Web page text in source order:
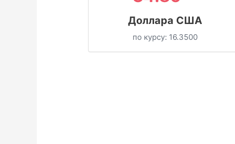
Доллара США
по курсу: 16.3500